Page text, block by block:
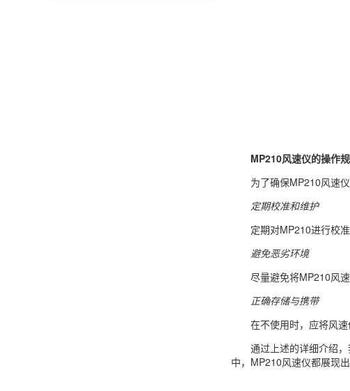
MP210风速仪的操作
为了确保MP210风速
定期校准和维护
定期对MP210进行校
避免恶劣环境
尽量避免将MP210风
正确存储与携带
在不使用时，应将风
通过上述的详细介绍
中，MP210风速仪都展现